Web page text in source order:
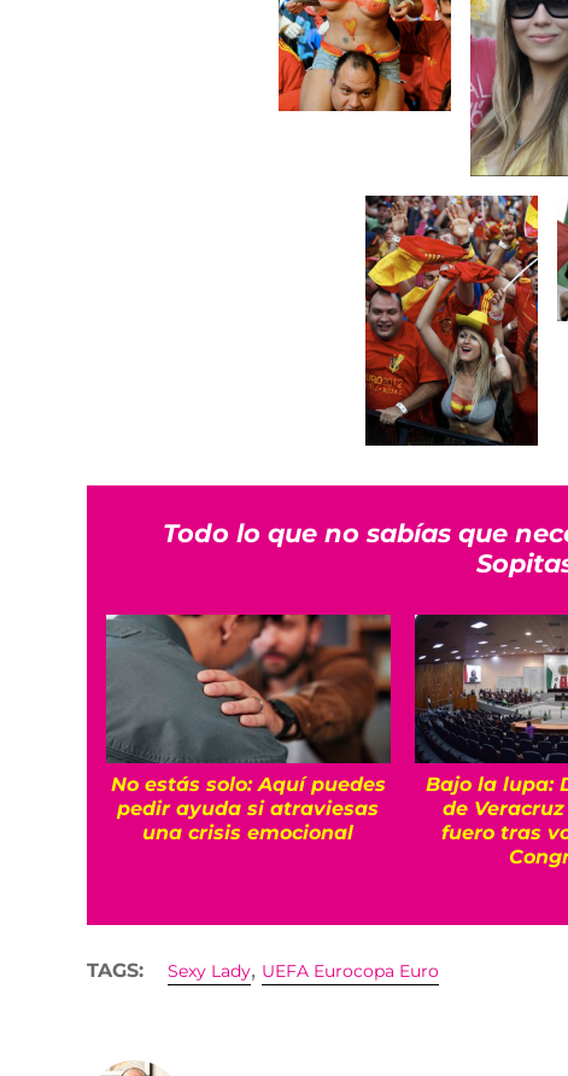
Todo lo que no sabías que
No estás solo: Aquí puedes
pedir ayuda si atraviesas
una crisis emocional
Bajo la lupa:
de
fuero tras
TAGS: Sexy Lady, UEFA Eurocopa Euro